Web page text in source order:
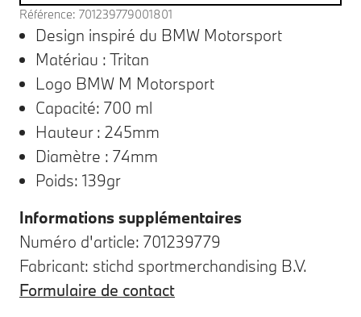
Référence: 701239779001801
Design inspiré du BMW Motorsport
Matériau : Tritan
Logo BMW M Motorsport
Capacité: 700 ml
Hauteur : 245mm
Diamètre : 74mm
Poids: 139gr
Informations supplémentaires
Numéro d'article: 701239779
Fabricant: stichd sportmerchandising B.V.
Formulaire de contact